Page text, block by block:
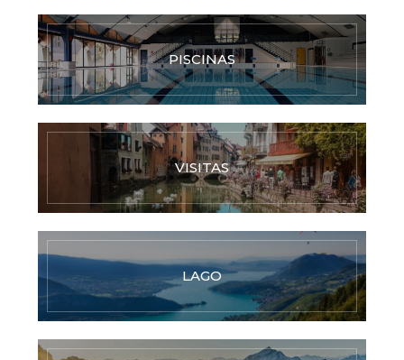
PISCINAS
VISITAS
LAGO